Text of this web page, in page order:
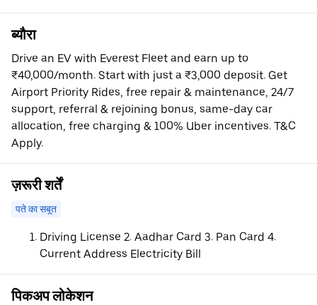
ब्यौरा
Drive an EV with Everest Fleet and earn up to
₹40,000/month. Start with just a ₹3,000 deposit. Get
Airport Priority Rides, free repair & maintenance, 24/7
support, referral & rejoining bonus, same-day car
allocation, free charging & 100% Uber incentives. T&C
Apply.
ज़रूरी शर्तें
पते का सबूत
Driving License 2. Aadhar Card 3. Pan Card 4.
Current Address Electricity Bill
पिकअप लोकेशन